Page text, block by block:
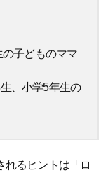
子どものママ
、小学5年生の
れるヒントは「ロ